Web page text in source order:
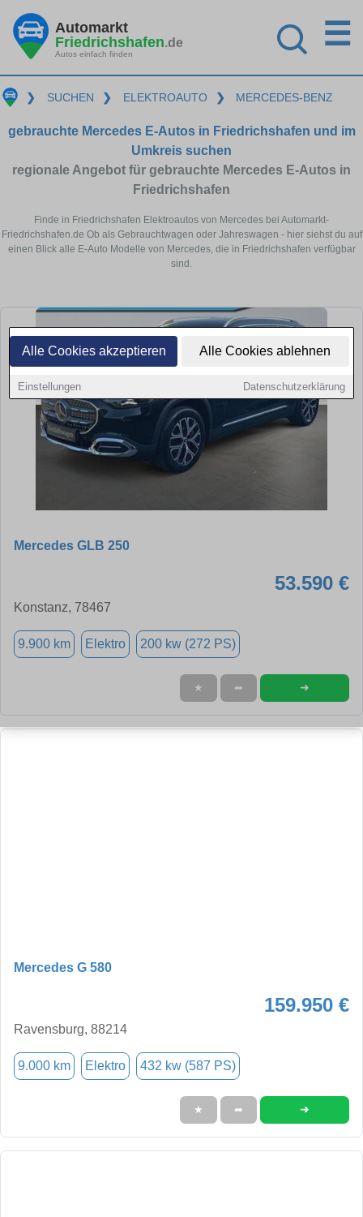
Alle Cookies akzeptieren Alle Cookies ablehnen
Einstellungen Datenschutzerklärung
Automarkt
Friedrichshafen.de
Autos einfach finden
☰
❯ SUCHEN ❯ ELEKTROAUTO ❯ MERCEDES-BENZ
gebrauchte Mercedes E-Autos in Friedrichshafen und im
Umkreis suchen
regionale Angebot für gebrauchte Mercedes E-Autos in
Friedrichshafen
Finde in Friedrichshafen Elektroautos von Mercedes bei Automarkt-
Friedrichshafen.de Ob als Gebrauchtwagen oder Jahreswagen - hier siehst du auf
einen Blick alle E-Auto Modelle von Mercedes, die in Friedrichshafen verfügbar
sind.
Mercedes GLB 250
53.590 €
Konstanz, 78467
9.900 km Elektro 200 kw (272 PS)
★ ➦ ➜
Mercedes G 580
159.950 €
Ravensburg, 88214
9.000 km Elektro 432 kw (587 PS)
★ ➦ ➜